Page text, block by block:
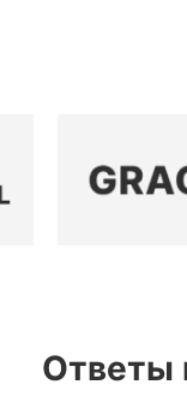
Ответы